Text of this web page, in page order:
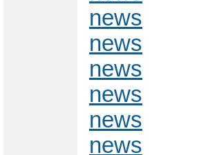
news
news
news
news
news
news